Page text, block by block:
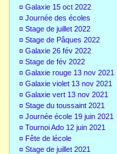
¤ Galaxie 15 oct 2022
¤ Journée des écoles
¤ Stage de juillet 2022
¤ Stage de Pâques 2022
¤ Galaxie 26 fév 2022
¤ Stage de fév 2022
¤ Galaxie rouge 13 nov 2021
¤ Galaxie violet 13 nov 2021
¤ Galaxie vert 13 nov 2021
¤ Stage du toussaint 2021
¤ Journée école 19 juin 2021
¤ Tournoi Ado 12 juin 2021
¤ Fête de lécole
¤ Stage de juillet 2021